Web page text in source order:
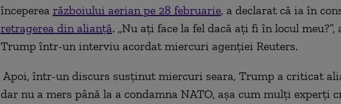
începerea războiului aerian pe 28 februarie, a declarat că ia în
retragerea din alianţă. „Nu aţi face la fel dacă aţi fi în locul
Trump într-un interviu acordat miercuri agenţiei Reuters.
Apoi, într-un discurs susţinut miercuri seara, Trump a criticat
dar nu a mers până la a condamna NATO, aşa cum mulţi experţi